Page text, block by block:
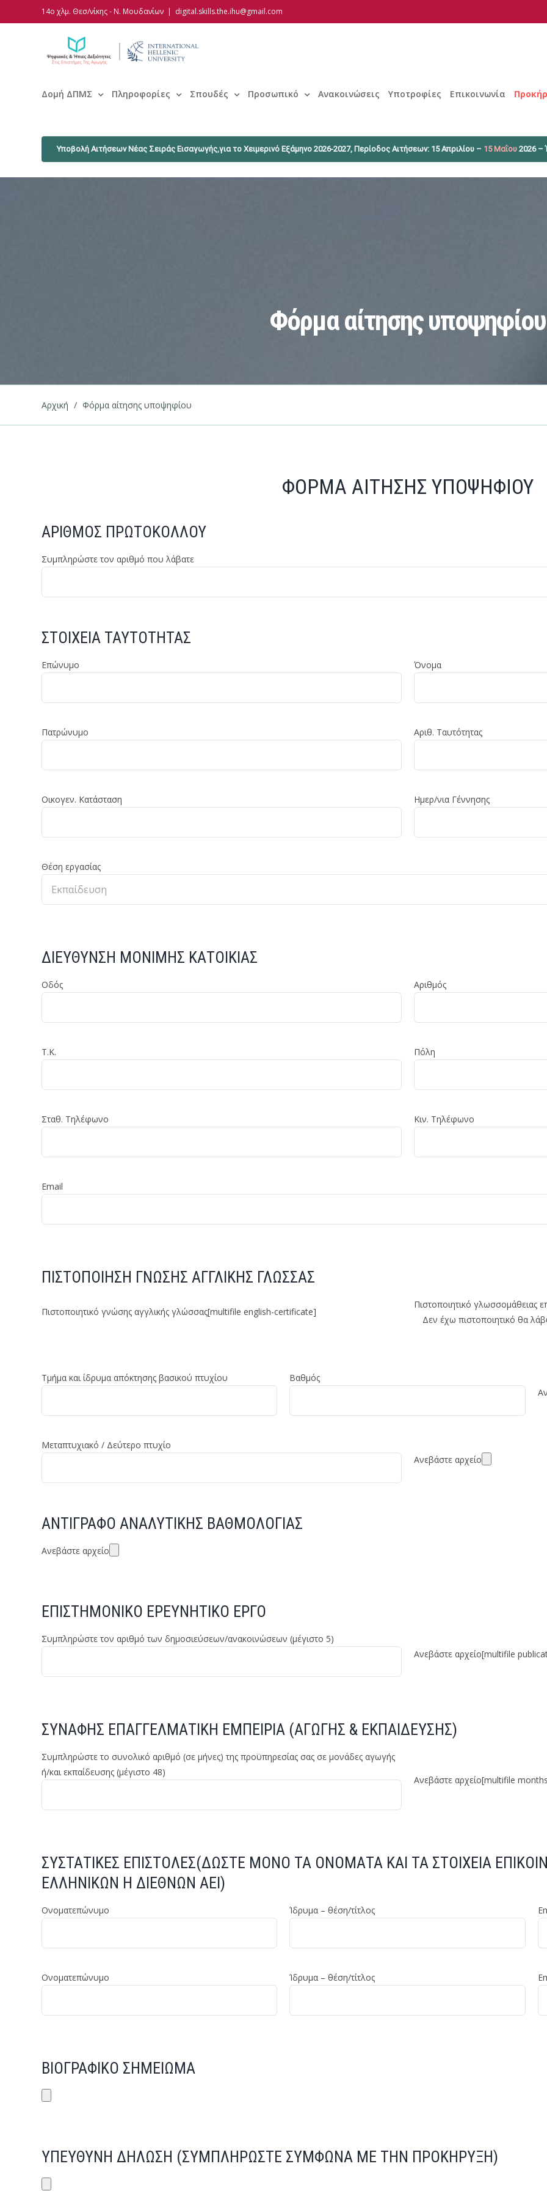
to
14ο χλμ. Θεσ/νίκης - Ν. Μουδανίων | digital.skills.the.ihu@gmail.com
Δομή ΔΠΜΣ Πληροφορίες Σπουδές Προσωπικό Ανακοινώσεις Υποτροφίες Επικοινωνία
Υποβολή Αιτήσεων Νέας Σειράς Εισαγωγής,για το Χειμερινό Εξάμηνο 2026-2027, Περίοδος Αιτήσεων: 15 Απριλίου – 15 Μαΐου2026 –
Φόρμα αίτησης υποψηφίου
Αρχική / Φόρμα αίτησης υποψηφίου
ΦΟΡΜΑ ΑΙΤΗΣΗΣ ΥΠΟΨΗΦΙΟΥ
ΑΡΙΘΜΟΣ ΠΡΩΤΟΚΟΛΛΟΥ
Συμπληρώστε τον αριθμό που λάβατε
ΣΤΟΙΧΕΙΑ ΤΑΥΤΟΤΗΤΑΣ
Επώνυμο Όνομα
Πατρώνυμο Αριθ. Ταυτότητας
Οικογεν. Κατάσταση Ημερ/νια Γέννησης
Θέση εργασίας
ΔΙΕΥΘΥΝΣΗ ΜΟΝΙΜΗΣ ΚΑΤΟΙΚΙΑΣ
Οδός Αριθμός
Τ.Κ. Πόλη
Σταθ. Τηλέφωνο Κιν. Τηλέφωνο
Email
ΠΙΣΤΟΠΟΙΗΣΗ ΓΝΩΣΗΣ ΑΓΓΛΙΚΗΣ ΓΛΩΣΣΑΣ
Πιστοποιητικό γνώσης αγγλικής γλώσσας[multifile english-certificate]
Πιστοποιητικό γλωσσομάθειας
Δεν έχω πιστοποιητικό θα
Τμήμα και ίδρυμα απόκτησης βασικού πτυχίου
Βαθμός
Μεταπτυχιακό / Δεύτερο πτυχίο
Ανεβάστε αρχείο
ΑΝΤΙΓΡΑΦΟ ΑΝΑΛΥΤΙΚΗΣ ΒΑΘΜΟΛΟΓΙΑΣ
Ανεβάστε αρχείο
ΕΠΙΣΤΗΜΟΝΙΚΟ ΕΡΕΥΝΗΤΙΚΟ ΕΡΓΟ
Συμπληρώστε τον αριθμό των δημοσιεύσεων/ανακοινώσεων (μέγιστο 5)
Ανεβάστε αρχείο[multifile
ΣΥΝΑΦΗΣ ΕΠΑΓΓΕΛΜΑΤΙΚΗ ΕΜΠΕΙΡΙΑ (ΑΓΩΓΗΣ & ΕΚΠΑΙΔΕΥΣΗΣ)
Συμπληρώστε το συνολικό αριθμό (σε μήνες) της προϋπηρεσίας σας σε μονάδες αγωγής
ή/και εκπαίδευσης (μέγιστο 48)
Ανεβάστε αρχείο[multifile
ΣΥΣΤΑΤΙΚΕΣ ΕΠΙΣΤΟΛΕΣ(ΔΩΣΤΕ ΜΟΝΟ ΤΑ ΟΝΟΜΑΤΑ ΚΑΙ ΤΑ ΣΤΟΙΧΕΙΑ
ΕΛΛΗΝΙΚΩΝ Η ΔΙΕΘΝΩΝ ΑΕΙ)
Ονοματεπώνυμο Ίδρυμα – θέση/τίτλος
Ονοματεπώνυμο Ίδρυμα – θέση/τίτλος
ΒΙΟΓΡΑΦΙΚΟ ΣΗΜΕΙΩΜΑ
ΥΠΕΥΘΥΝΗ ΔΗΛΩΣΗ (ΣΥΜΠΛΗΡΩΣΤΕ ΣΥΜΦΩΝΑ ΜΕ ΤΗΝ ΠΡΟΚΗΡΥΞΗ)